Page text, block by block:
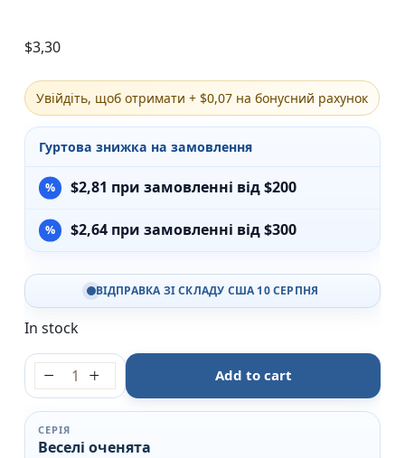
$3,30
Увійдіть, щоб отримати + $0,07 на бонусний рахунок
Гуртова знижка на замовлення
$2,81 при замовленні від $200
$2,64 при замовленні від $300
ВІДПРАВКА ЗІ СКЛАДУ США 10 СЕРПНЯ
In stock
Марійка та ведмідь Веселі оченята - Пегас
Add to cart
СЕРІЯ
Веселі оченята